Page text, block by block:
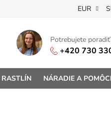
EUR
Potrebujete
+420 730
RASTLÍN NÁRADIE A